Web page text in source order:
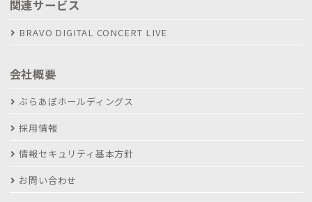
関連サービス
BRAVO DIGITAL CONCERT LIVE
会社概要
ぶらあぼホールディングス
採用情報
情報セキュリティ基本方針
お問い合わせ